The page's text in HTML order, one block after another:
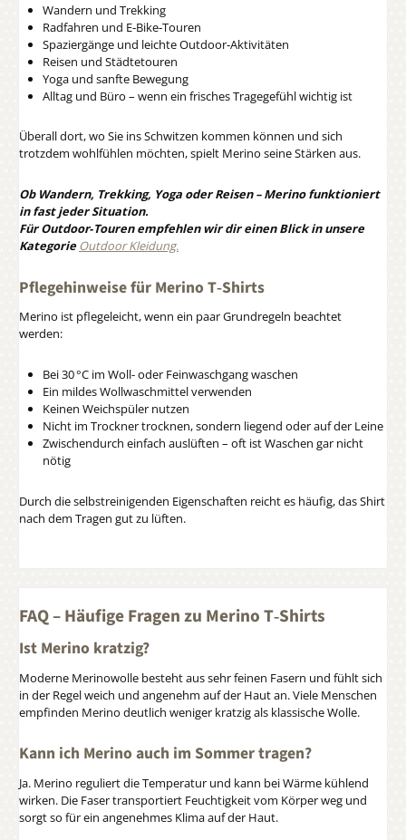
Wandern und Trekking
Radfahren und E‑Bike‑Touren
Spaziergänge und leichte Outdoor‑Aktivitäten
Reisen und Städtetouren
Yoga und sanfte Bewegung
Alltag und Büro – wenn ein frisches Tragegefühl wichtig ist
Überall dort, wo Sie ins Schwitzen kommen können und sich
trotzdem wohlfühlen möchten, spielt Merino seine Stärken aus.
Ob Wandern, Trekking, Yoga oder Reisen – Merino funktioniert
in fast jeder Situation.
Für Outdoor‑Touren empfehlen wir dir einen Blick in unsere
Kategorie Outdoor Kleidung.
Pflegehinweise für Merino T‑Shirts
Merino ist pflegeleicht, wenn ein paar Grundregeln beachtet
werden:
Bei 30 °C im Woll- oder Feinwaschgang waschen
Ein mildes Wollwaschmittel verwenden
Keinen Weichspüler nutzen
Nicht im Trockner trocknen, sondern liegend oder auf der Leine
Zwischendurch einfach auslüften – oft ist Waschen gar nicht
nötig
Durch die selbstreinigenden Eigenschaften reicht es häufig, das Shirt
nach dem Tragen gut zu lüften.
FAQ – Häufige Fragen zu Merino T‑Shirts
Ist Merino kratzig?
Moderne Merinowolle besteht aus sehr feinen Fasern und fühlt sich
in der Regel weich und angenehm auf der Haut an. Viele Menschen
empfinden Merino deutlich weniger kratzig als klassische Wolle.
Kann ich Merino auch im Sommer tragen?
Ja. Merino reguliert die Temperatur und kann bei Wärme kühlend
wirken. Die Faser transportiert Feuchtigkeit vom Körper weg und
sorgt so für ein angenehmes Klima auf der Haut.